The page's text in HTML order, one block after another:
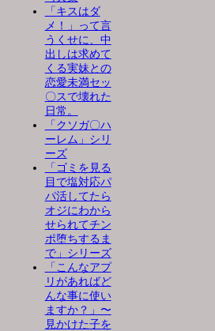
「キスはダ
メ！」って言
うくせに、中
出しは求めて
くる実妹との
恋愛未満セッ
〇スで壊れた
日常。
「クソガ〇ハ
ーレム」シリ
ーズ
「ゴミを見る
目で塩対応パ
パ活してたら
オジにわから
せられてチン
ポ堕ちするま
で」シリーズ
「こんなアプ
リがあればど
んな事に使い
ますか？」〜
見かけた子を